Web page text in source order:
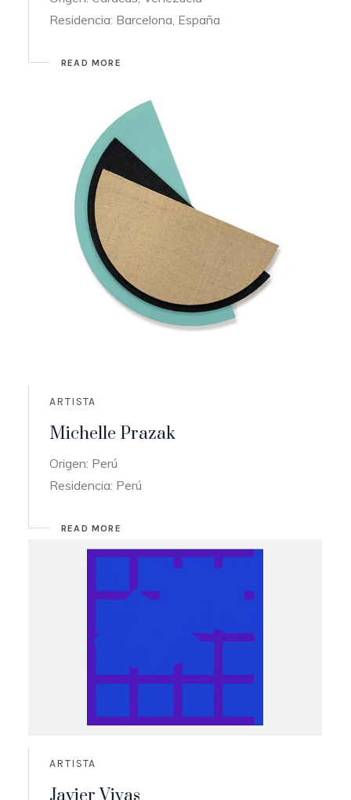
Residencia: Barcelona, España
READ MORE
ARTISTA
Michelle Prazak
Origen: Perú
Residencia: Perú
READ MORE
ARTISTA
Javier Vivas